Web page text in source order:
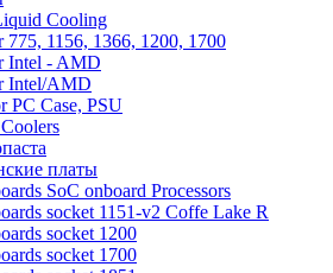
Cooling
775, 1156, 1366, 1200, 1700
Intel - AMD
Intel/AMD
PC Case, PSU
платы
SoC onboard Processors
socket 1151-v2 Coffe Lake R
socket 1200
socket 1700